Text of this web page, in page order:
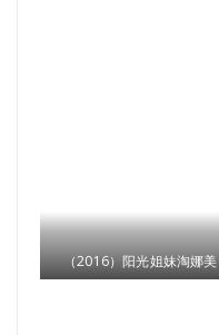
（2016）阳光姐妹淘娜美